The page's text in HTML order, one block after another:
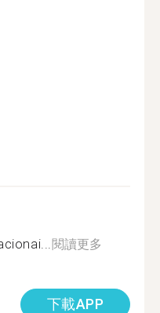
閱讀更多
下載APP